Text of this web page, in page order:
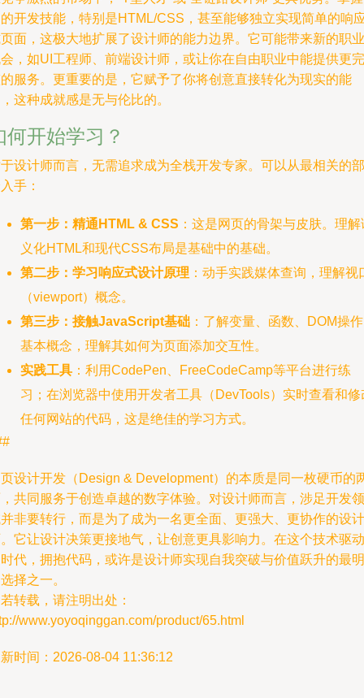
开发技能，特别是HTML/CSS，甚至能够独立实现简单的响
面，这极大地扩展了设计师的能力边界。它可能带来新的职业
，如UI工程师、前端设计师，或让你在自由职业中能提供更完
服务。更重要的是，它赋予了你将创意直接转化为现实的能
这种成就感是无与伦比的。
何开始学习？
设计师而言，无需追求成为全栈开发专家。可以从最相关的部
手：
第一步：精通HTML & CSS ：这是网页的骨架与皮肤。理解
义化HTML和现代CSS布局是基础中的基础。
第二步：学习响应式设计原理 ：动手实践媒体查询，理解视
（viewport）概念。
第三步：接触JavaScript基础 ：了解变量、函数、DOM操
基本概念，理解其如何为页面添加交互性。
实践工具 ：利用CodePen、FreeCodeCamp等平台进行练
习；在浏览器中使用开发者工具（DevTools）实时查看和修
任何网站的代码，这是绝佳的学习方式。
设计开发（Design & Development）的本质是同一枚硬币的
共同服务于创造卓越的数字体验。对设计师而言，涉足开发领
非要转行，而是为了成为一名更全面、更强大、更协作的设计
它让设计决策更接地气，让创意更具影响力。在这个技术驱动
代，拥抱代码，或许是设计师实现自我突破与价值跃升的最明
择之一。
转载，请注明出处：
www.yoyoqinggan.com/product/65.html
时间：2026-08-04 11:36:12